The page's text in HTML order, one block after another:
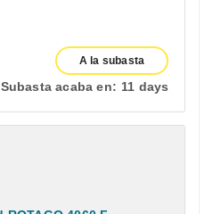
A la subasta
Subasta acaba en: 11 days